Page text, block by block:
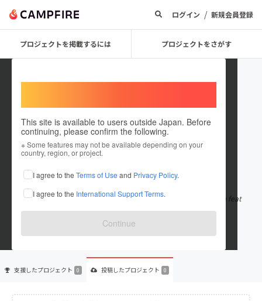
ログイン / 新規会員登録
プロジェクトを掲載するには プロジェクトをさがす
This site is available to users outside Japan. Before
continuing, please confirm the following.
※ Some features may not be available depending on your
country, region, or project.
I agree to the Terms of Use and Privacy Policy.
I agree to the International Support Terms.
Continue
ausbestcasino
在住国：米国
出身国：米国
Only Australia-trusted gaming platforms that provide top-notch feat
ures—such as an extensi もっと見る
支援したプロジェクト 0 投稿したプロジェクト 0